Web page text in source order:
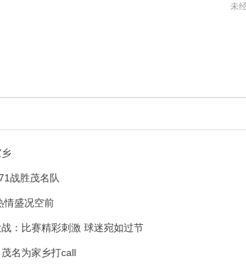
未
战胜茂名队
情盛况空前
：比赛精彩刺激 球迷宛如过节
名为家乡打call